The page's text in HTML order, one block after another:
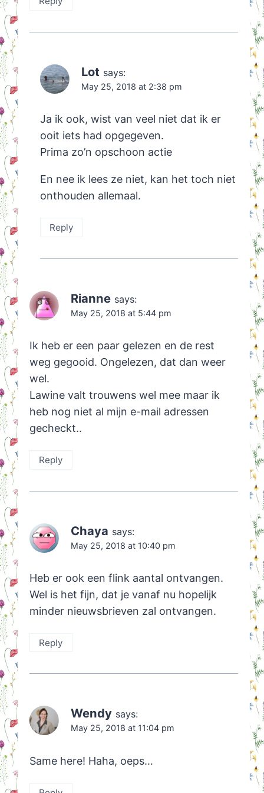
Lot says:
May 25, 2018 at 2:38 pm
Ja ik ook, wist van veel niet dat ik er
ooit iets had opgegeven.
Prima zo’n opschoon actie
En nee ik lees ze niet, kan het toch niet
onthouden allemaal.
Reply
Rianne says:
May 25, 2018 at 5:44 pm
Ik heb er een paar gelezen en de rest
weg gegooid. Ongelezen, dat dan weer
wel.
Lawine valt trouwens wel mee maar ik
heb nog niet al mijn e-mail adressen
gecheckt..
Reply
Chaya says:
May 25, 2018 at 10:40 pm
Heb er ook een flink aantal ontvangen.
Wel is het fijn, dat je vanaf nu hopelijk
minder nieuwsbrieven zal ontvangen.
Reply
Wendy says:
May 25, 2018 at 11:04 pm
Same here! Haha, oeps…